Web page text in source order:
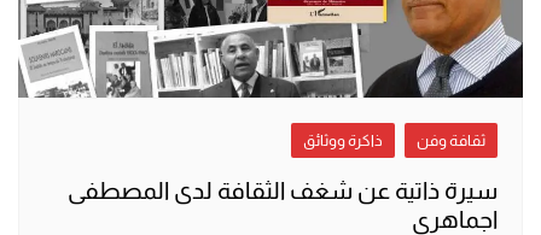
ثقافة وفن ذاكرة ووثائق
سيرة ذاتية عن شغف الثقافة لدى المصطفى
اجماهري